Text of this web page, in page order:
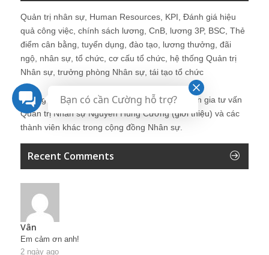
Quản trị nhân sự, Human Resources, KPI, Đánh giá hiệu
quả công việc, chính sách lương, CnB, lương 3P, BSC, Thẻ
điểm cân bằng, tuyển dụng, đào tạo, lương thưởng, đãi
ngộ, nhân sự, tổ chức, cơ cấu tổ chức, hệ thống Quản trị
Nhân sự, trưởng phòng Nhân sự, tái tạo tổ chức
Những bài viết tại blog được chia sẻ bởi chuyên gia tư vấn
Quản trị Nhân sự Nguyễn Hùng Cường (giới thiệu) và các
thành viên khác trong cộng đồng Nhân sự.
Recent Comments
Vân
Em cảm ơn anh!
2 ngày ago
Bạn có cần Cường hỗ trợ?